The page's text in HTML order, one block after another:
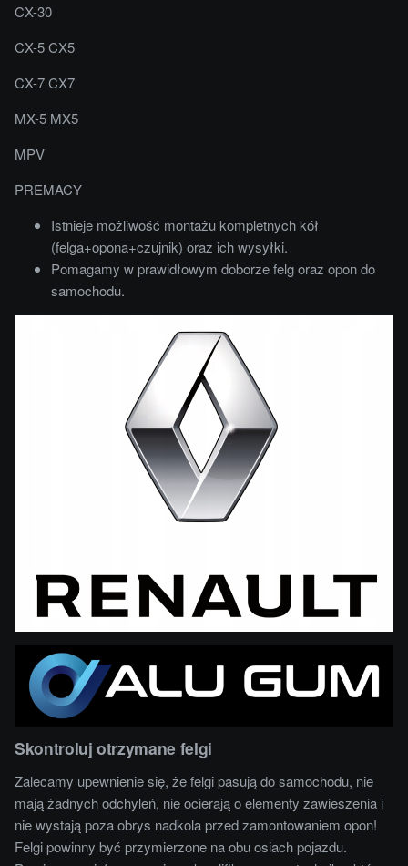
CX-30
CX-5 CX5
CX-7 CX7
MX-5 MX5
MPV
PREMACY
Istnieje możliwość montażu kompletnych kół
(felga+opona+czujnik) oraz ich wysyłki.
Pomagamy w prawidłowym doborze felg oraz opon do
samochodu.
Skontroluj otrzymane felgi
Zalecamy upewnienie się, że felgi pasują do samochodu, nie
mają żadnych odchyleń, nie ocierają o elementy zawieszenia i
nie wystają poza obrys nadkola przed zamontowaniem opon!
Felgi powinny być przymierzone na obu osiach pojazdu.